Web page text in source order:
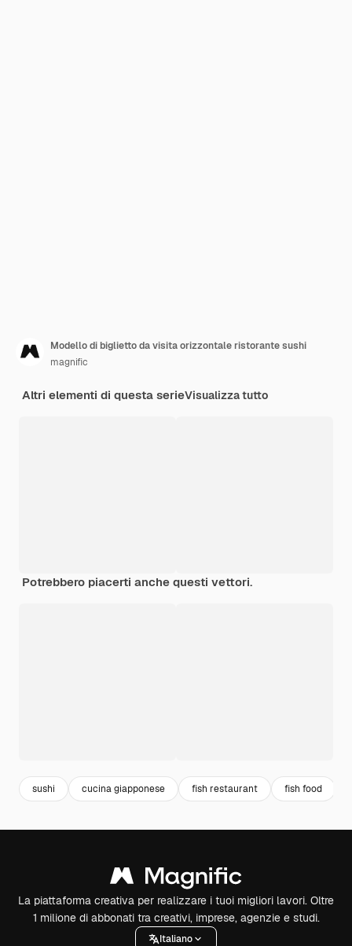
Modello di biglietto da visita orizzontale ristorante sushi
magnific
Altri elementi di questa serieVisualizza tutto
Potrebbero piacerti anche questi vettori.
sushi cucina giapponese fish restaurant fish food
La piattaforma creativa per realizzare i tuoi migliori lavori. Oltre
1 milione di abbonati tra creativi, imprese, agenzie e studi.
Italiano